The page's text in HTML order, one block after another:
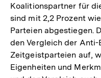
Koalitionspartner für
sind mit 2,2 Prozent
Parteien abgestiegen.
den Vergleich der
Zeitgeistparteien auf,
Eigenheiten und